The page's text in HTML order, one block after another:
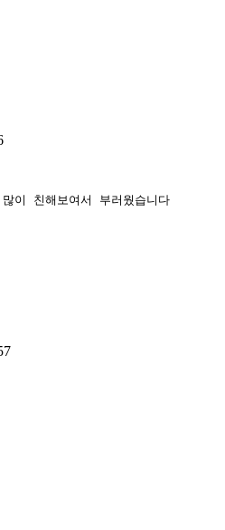
이 친해보여서 부러웠습니다